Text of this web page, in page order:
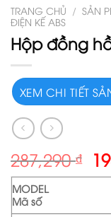
TRANG CHỦ / SẢN
ĐIỆN KẾ ABS
Hộp đồng
XEM CHI TIẾT
287,290₫
MODEL
Mã số